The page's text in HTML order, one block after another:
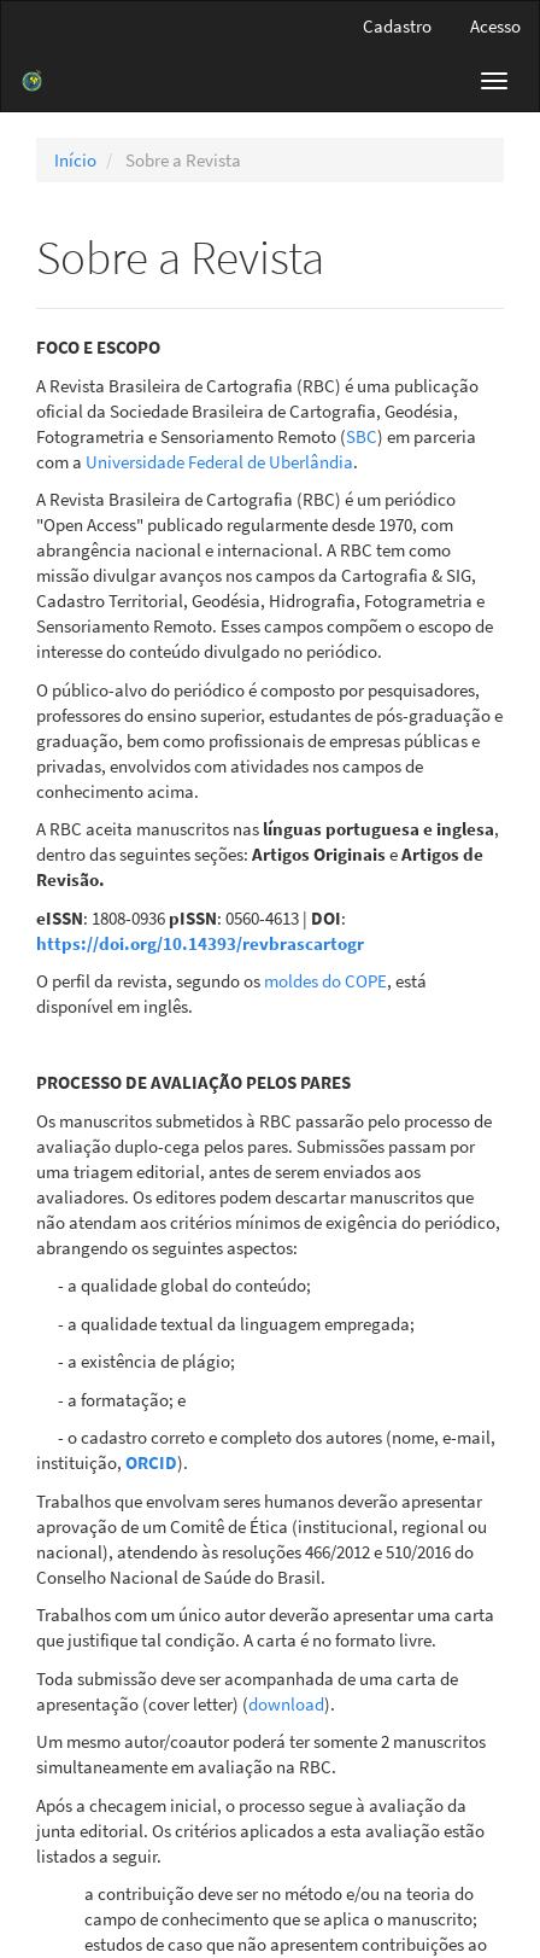
Barra
Cadastro Acesso
Início Sobre a Revista
Sobre a Revista
FOCO E ESCOPO
A Revista Brasileira de Cartografia (RBC) é uma publicação
oficial da Sociedade Brasileira de Cartografia, Geodésia,
Fotogrametria e Sensoriamento Remoto (SBC) em parceria
com a Universidade Federal de Uberlândia.
A Revista Brasileira de Cartografia (RBC) é um periódico
"Open Access" publicado regularmente desde 1970, com
abrangência nacional e internacional. A RBC tem como
missão divulgar avanços nos campos da Cartografia & SIG,
Cadastro Territorial, Geodésia, Hidrografia, Fotogrametria e
Sensoriamento Remoto. Esses campos compõem o escopo de
interesse do conteúdo divulgado no periódico.
O público-alvo do periódico é composto por pesquisadores,
professores do ensino superior, estudantes de pós-graduação e
graduação, bem como profissionais de empresas públicas e
privadas, envolvidos com atividades nos campos de
conhecimento acima.
A RBC aceita manuscritos nas línguas portuguesa e inglesa,
dentro das seguintes seções: ArtigosOriginaiseArtigos de
Revisão.
eISSN: 1808-0936 pISSN: 0560-4613 | DOI:
https://doi.org/10.14393/revbrascartogr
O perfil da revista, segundo os moldes do COPE, está
disponível em inglês.
PROCESSO DE AVALIAÇÃO PELOS PARES
Os manuscritos submetidos à RBC passarão pelo processo de
avaliação duplo-cega pelos pares. Submissões passam por
uma triagem editorial, antes de serem enviados aos
avaliadores. Os editores podem descartar manuscritos que
não atendam aos critérios mínimos de exigência do periódico,
abrangendo os seguintes aspectos:
- a qualidade global do conteúdo;
- a qualidade textual da linguagem empregada;
- a existência de plágio;
- a formatação; e
- o cadastro correto e completo dos autores (nome, e-mail,
instituição, ORCID).
Trabalhos que envolvam seres humanos deverão apresentar
aprovação de um Comitê de Ética (institucional, regional ou
nacional), atendendo às resoluções 466/2012 e 510/2016 do
Conselho Nacional de Saúde do Brasil.
Trabalhos com um único autor deverão apresentar uma carta
que justifique tal condição. A carta é no formato livre.
Toda submissão deve ser acompanhada de uma carta de
apresentação (cover letter) (download).
Um mesmo autor/coautor poderá ter somente 2 manuscritos
simultaneamente em avaliação na RBC.
Após a checagem inicial, o processo segue à avaliação da
junta editorial. Os critérios aplicados a esta avaliação estão
listados a seguir.
a contribuição deve ser no método e/ou na teoria do
campo de conhecimento que se aplica o manuscrito;
estudos de caso que não apresentem contribuições ao